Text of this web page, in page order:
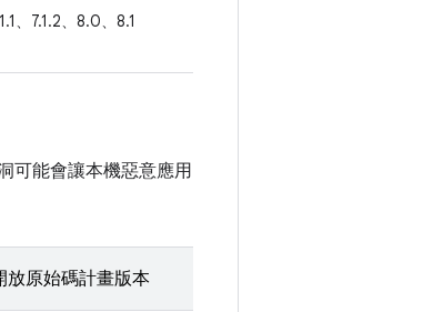
、7.1.2、8.0、8.1
可能會讓本機惡意應用
原始碼計畫版本